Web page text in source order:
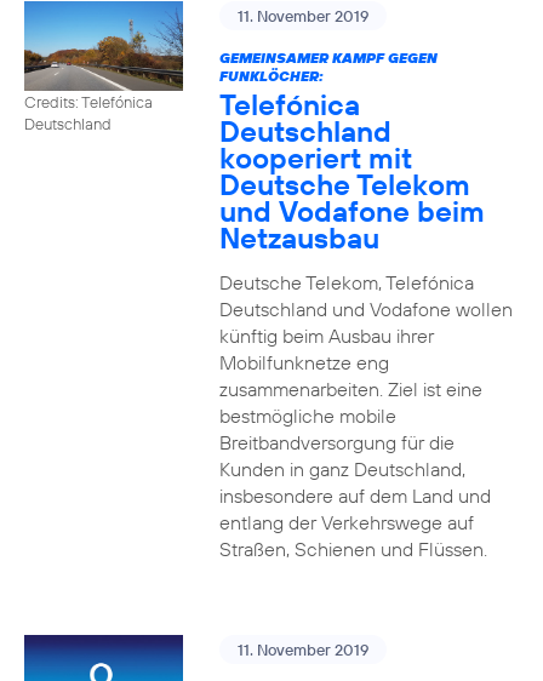
Credits: Telefónica
Deutschland
11. November 2019
GEMEINSAMER KAMPF GEGEN
FUNKLÖCHER:
Telefónica
Deutschland
kooperiert mit
Deutsche Telekom
und Vodafone beim
Netzausbau
Deutsche Telekom, Telefónica
Deutschland und Vodafone wollen
künftig beim Ausbau ihrer
Mobilfunknetze eng
zusammenarbeiten. Ziel ist eine
bestmögliche mobile
Breitbandversorgung für die
Kunden in ganz Deutschland,
insbesondere auf dem Land und
entlang der Verkehrswege auf
Straßen, Schienen und Flüssen.
11. November 2019